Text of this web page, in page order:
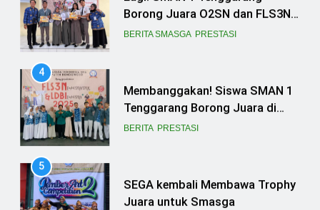
Borong Juara O2SN dan FLS3N
Seni 2025
BERITA SMASGA PRESTASI
4
Membanggakan! Siswa SMAN 1
Tenggarang Borong Juara di
Ajang FLS3N dan LDBI
BERITA PRESTASI
5
SEGA kembali Membawa Trophy
Juara untuk Smasga